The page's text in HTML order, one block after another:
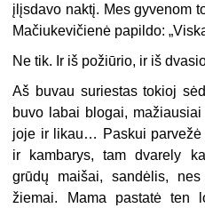
įlįsdavo naktį. Mes gyvenom
Mačiukevičienė papildo:
Ne tik. Ir iš požiūrio, ir iš
Aš buvau suriestas tokioj
buvo labai blogai,
joje ir likau… Paskui parvežė
ir kambarys, tam dvarely
grūdų maišai, sandėlis,
žiemai. Mama pastatė ten